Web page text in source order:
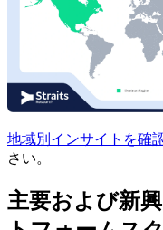
地域別インサイトを確
さい。
主要および新